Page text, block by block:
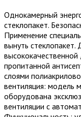
Однокамерный
стеклопакет.
Применение
вынуть стеклопакет.
высококачественной
пропитанной
слоями
вентиляция: модель
оборудована
вентиляции с